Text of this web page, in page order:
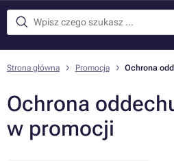
Strona główna Promocja Ochrona
Ochrona
w promocji